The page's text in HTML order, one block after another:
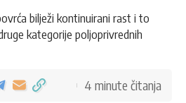
bilježi kontinuirani rast i to
kategorije poljoprivrednih
4 minute čitanja